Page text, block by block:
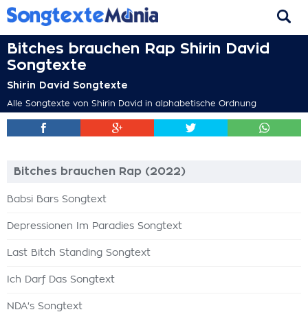
Bitches brauchen Rap Shirin David
Songtexte
Shirin David Songtexte
Alle Songtexte von Shirin David in alphabetische Ordnung
Bitches brauchen Rap (2022)
Babsi Bars Songtext
Depressionen Im Paradies Songtext
Last Bitch Standing Songtext
Ich Darf Das Songtext
NDA's Songtext